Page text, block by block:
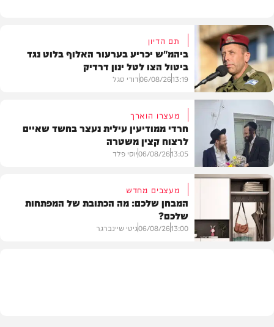
משפט
תם הדיון
ביהמ"ש יכריע בערעור האלוף בלוט נגד
ביטול הצו לטל ינון דרדיק
13:19
06/08/26דודי סגל
חרדים
מעצרו הוארך
חרדי ממודיעין עילית נעצר בחשד שאיים
לרצוח קצין משטרה
13:05
06/08/26יוסי פלד
מעצבים מחדש
המבחן שלכם: מה הכתובת של המפתחות
שלכם?
13:00
06/08/26גיטי שיינברגר